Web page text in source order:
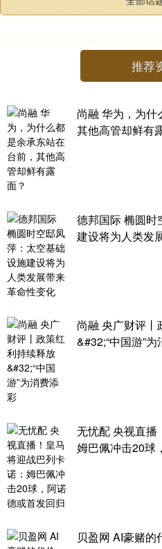
推荐
尚融 华为，为什
其他高管却鲜有
德邦国际 椭圆时
建设将为人类发
尚融 央广财评
&#32;“中国游”
无忧配 央视直播
姆巴佩冲击20球
贝盈网 AI豪赌的